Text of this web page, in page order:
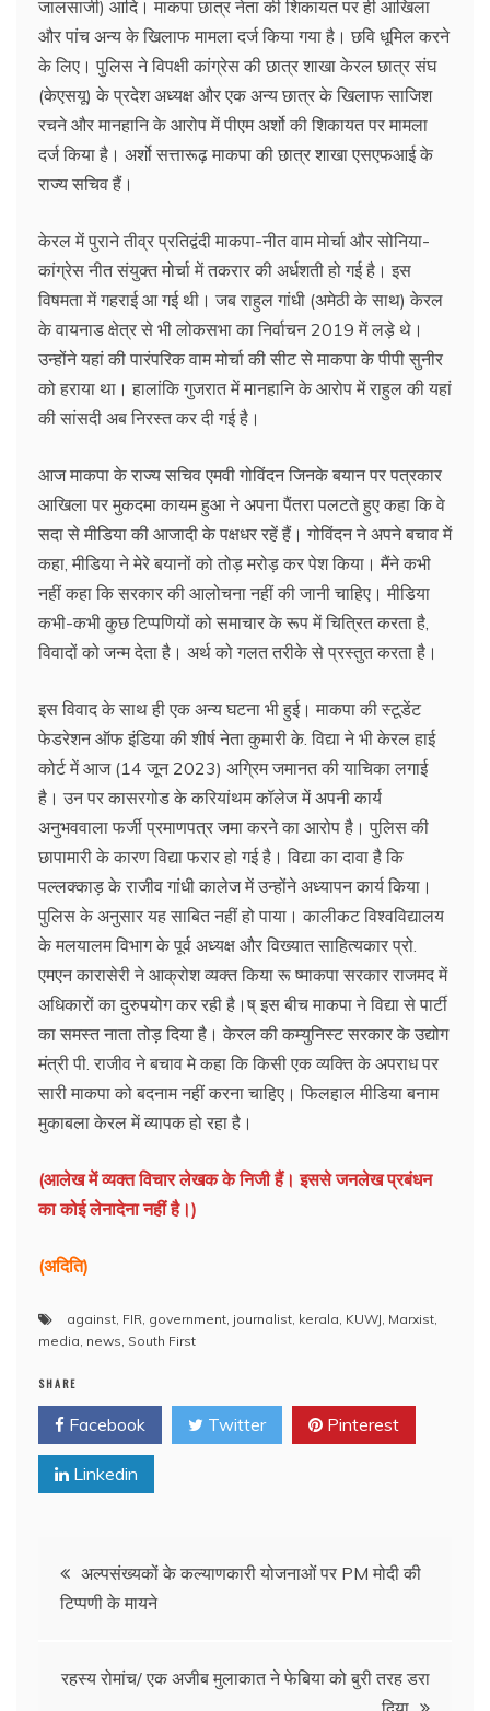
जालसाजी) आदि। माकपा छात्र नेता की शिकायत पर ही आखिला
और पांच अन्य के खिलाफ मामला दर्ज किया गया है। छवि धूमिल करने
के लिए। पुलिस ने विपक्षी कांग्रेस की छात्र शाखा केरल छात्र संघ
(केएसयू) के प्रदेश अध्यक्ष और एक अन्य छात्र के खिलाफ साजिश
रचने और मानहानि के आरोप में पीएम अर्शो की शिकायत पर मामला
दर्ज किया है। अर्शो सत्तारूढ़ माकपा की छात्र शाखा एसएफआई के
राज्य सचिव हैं।
केरल में पुराने तीव्र प्रतिद्वंदी माकपा-नीत वाम मोर्चा और सोनिया-
कांग्रेस नीत संयुक्त मोर्चा में तकरार की अर्धशती हो गई है। इस
विषमता में गहराई आ गई थी। जब राहुल गांधी (अमेठी के साथ) केरल
के वायनाड क्षेत्र से भी लोकसभा का निर्वाचन 2019 में लड़े थे।
उन्होंने यहां की पारंपरिक वाम मोर्चा की सीट से माकपा के पीपी सुनीर
को हराया था। हालांकि गुजरात में मानहानि के आरोप में राहुल की यहां
की सांसदी अब निरस्त कर दी गई है।
आज माकपा के राज्य सचिव एमवी गोविंदन जिनके बयान पर पत्रकार
आखिला पर मुकदमा कायम हुआ ने अपना पैंतरा पलटते हुए कहा कि वे
सदा से मीडिया की आजादी के पक्षधर रहें हैं। गोविंदन ने अपने बचाव में
कहा, मीडिया ने मेरे बयानों को तोड़ मरोड़ कर पेश किया। मैंने कभी
नहीं कहा कि सरकार की आलोचना नहीं की जानी चाहिए। मीडिया
कभी-कभी कुछ टिप्पणियों को समाचार के रूप में चित्रित करता है,
विवादों को जन्म देता है। अर्थ को गलत तरीके से प्रस्तुत करता है।
इस विवाद के साथ ही एक अन्य घटना भी हुई। माकपा की स्टूडेंट
फेडरेशन ऑफ इंडिया की शीर्ष नेता कुमारी के. विद्या ने भी केरल हाई
कोर्ट में आज (14 जून 2023) अग्रिम जमानत की याचिका लगाई
है। उन पर कासरगोड के करियांथम कॉलेज में अपनी कार्य
अनुभववाला फर्जी प्रमाणपत्र जमा करने का आरोप है। पुलिस की
छापामारी के कारण विद्या फरार हो गई है। विद्या का दावा है कि
पल्लक्काड़ के राजीव गांधी कालेज में उन्होंने अध्यापन कार्य किया।
पुलिस के अनुसार यह साबित नहीं हो पाया। कालीकट विश्वविद्यालय
के मलयालम विभाग के पूर्व अध्यक्ष और विख्यात साहित्यकार प्रो.
एमएन कारासेरी ने आक्रोश व्यक्त किया रू ष्माकपा सरकार राजमद में
अधिकारों का दुरुपयोग कर रही है।ष् इस बीच माकपा ने विद्या से पार्टी
का समस्त नाता तोड़ दिया है। केरल की कम्युनिस्ट सरकार के उद्योग
मंत्री पी. राजीव ने बचाव मे कहा कि किसी एक व्यक्ति के अपराध पर
सारी माकपा को बदनाम नहीं करना चाहिए। फिलहाल मीडिया बनाम
मुकाबला केरल में व्यापक हो रहा है।
(आलेख में व्यक्त विचार लेखक के निजी हैं। इससे जनलेख प्रबंधन
का कोई लेनादेना नहीं है।)
(अदिति)
against FIR government journalist kerala KUWJ Marxist
media news South First
SHARE
Facebook Twitter Pinterest
Linkedin
Post
navigation
अल्पसंख्यकों के कल्याणकारी योजनाओं पर PM मोदी की
टिप्पणी के मायने
रहस्य रोमांच/ एक अजीब मुलाकात ने फेबिया को बुरी तरह डरा